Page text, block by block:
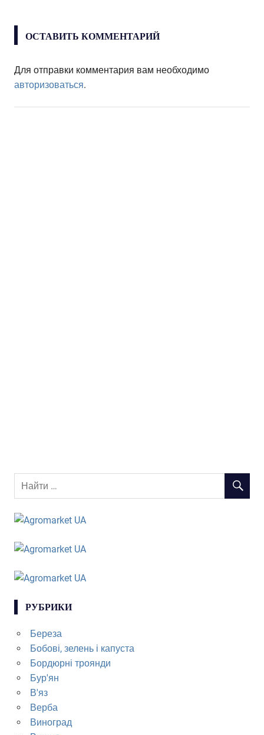
ОСТАВИТЬ КОММЕНТАРИЙ
Для отправки комментария вам необходимо
авторизоваться.
РУБРИКИ
Береза
Бобові, зелень і капуста
Бордюрні троянди
Бур'ян
В'яз
Верба
Виноград